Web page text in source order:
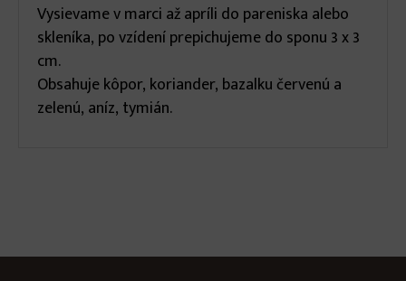
Vysievame v marci až apríli do pareniska alebo
skleníka, po vzídení prepichujeme do sponu 3 x 3
cm.
Obsahuje kôpor, koriander, bazalku červenú a
zelenú, aníz, tymián.